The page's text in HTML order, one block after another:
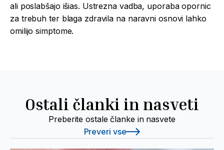
ali poslabšajo išias. Ustrezna vadba, uporaba opornic
za trebuh ter blaga zdravila na naravni osnovi lahko
omilijo simptome.
Ostali članki in nasveti
Preberite ostale članke in nasvete
Preveri vse